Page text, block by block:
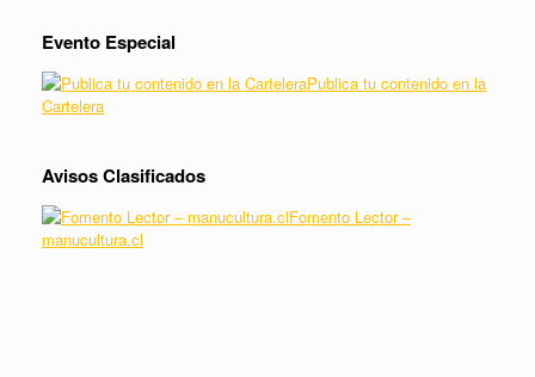
Evento Especial
Publica tu contenido en la
Cartelera
Avisos Clasificados
Fomento Lector –
manucultura.cl